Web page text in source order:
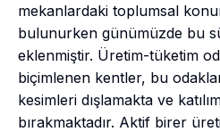
mekanlardaki toplumsal
bulunurken günümüzde bu
eklenmiştir. Üretim-tüketim
biçimlenen kentler, bu
kesimleri dışlamakta ve
bırakmaktadır. Aktif birer